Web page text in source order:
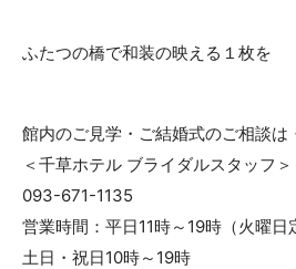
ふたつの橋で和装の映える１枚を
館内のご見学・ご結婚式のご相談は
＜千草ホテル ブライダルスタッフ＞
093-671-1135
営業時間：平日11時～19時（火曜日
土日・祝日10時～19時